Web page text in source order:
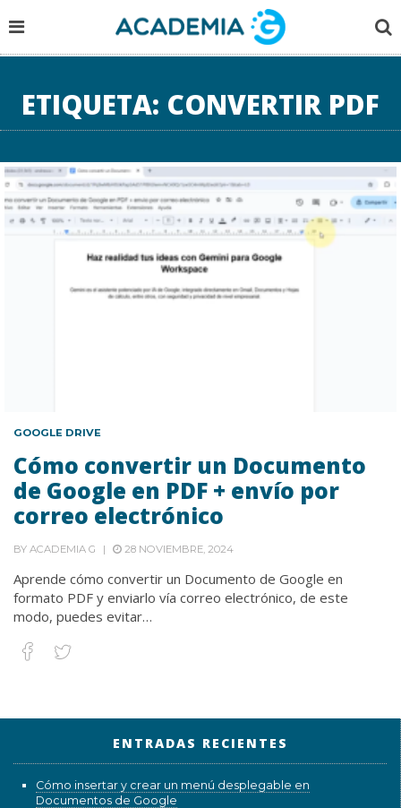
ETIQUETA: CONVERTIR PDF
GOOGLE DRIVE
Cómo convertir un Documento
de Google en PDF + envío por
correo electrónico
BY ACADEMIA G 28 NOVIEMBRE, 2024
Aprende cómo convertir un Documento de Google en
formato PDF y enviarlo vía correo electrónico, de este
modo, puedes evitar…
ENTRADAS RECIENTES
Cómo insertar y crear un menú desplegable en
Documentos de Google